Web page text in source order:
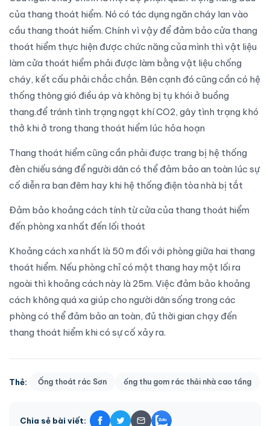
của thang thoát hiểm. Nó có tác dụng ngăn cháy lan vào
cầu thang thoát hiểm. Chính vì vậy để đảm bảo cửa thang
thoát hiểm thực hiện được chức năng của mình thì vật liệu
làm cửa thoát hiểm phải được làm bằng vật liệu chống
cháy, kết cấu phải chắc chắn. Bên cạnh đó cũng cần có hệ
thống thông gió điều áp và không bị tụ khói ở buồng
thang.để tránh tình trạng ngạt khí CO2, gây tình trạng khó
thở khi ở trong thang thoát hiểm lúc hỏa hoạn
Thang thoát hiểm cũng cần phải được trang bị hệ thống
đèn chiếu sáng để người dân có thể đảm bảo an toàn lúc sự
cố diễn ra ban đêm hay khi hệ thống điện tòa nhà bị tắt
Đảm bảo khoảng cách tính từ cửa của thang thoát hiểm
đến phòng xa nhất đến lối thoát
Khoảng cách xa nhất là 50 m đối với phòng giữa hai thang
thoát hiểm. Nếu phòng chỉ có một thang hay một lối ra
ngoài thì khoảng cách này là 25m. Việc đảm bảo khoảng
cách không quá xa giúp cho người dân sống trong các
phòng có thể đảm bảo an toàn, đủ thời gian chạy đến
thang thoát hiểm khi có sự cố xảy ra.
Thẻ: Ống thoát rác Sơn ống thu gom rác thải nhà cao tầng
Chia sẻ bài viết: